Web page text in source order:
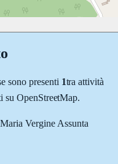
sono presenti 1tra attività
su OpenStreetMap.
Vergine Assunta